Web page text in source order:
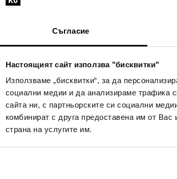
Съгласие
Настоящият сайт използва "бисквитки"
Използваме „бисквитки“, за да
социални медии и да анализираме трафика
сайта ни, с партньорските си социални
комбинират с друга предоставена им от
страна на услугите им.
ВСИЧКО ЗА
ПАЗАРУВАНЕТО
Програма за лоялност